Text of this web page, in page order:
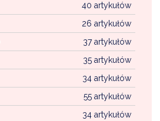
40 artykułów
26 artykułów
37 artykułów
35 artykułów
34 artykułów
55 artykułów
34 artykułów